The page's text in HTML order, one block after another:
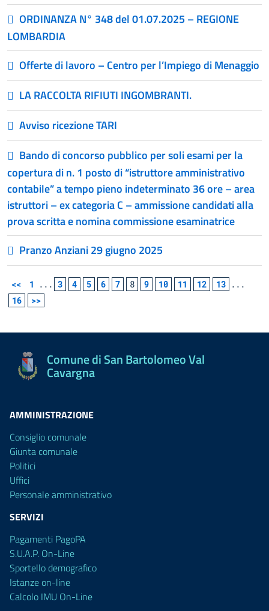
ORDINANZA N° 348 del 01.07.2025 – REGIONE
LOMBARDIA
Offerte di lavoro – Centro per l’Impiego di Menaggio
LA RACCOLTA RIFIUTI INGOMBRANTI.
Avviso ricezione TARI
Bando di concorso pubblico per soli esami per la
copertura di n. 1 posto di “istruttore amministrativo
contabile” a tempo pieno indeterminato 36 ore – area
istruttori – ex categoria C – ammissione candidati alla
prova scritta e nomina commissione esaminatrice
Pranzo Anziani 29 giugno 2025
<< 1 ... 3 4 5 6 7 8 9 10 11 12 13 ...
16
>>
Comune di San Bartolomeo Val
Cavargna
AMMINISTRAZIONE
Consiglio comunale
Giunta comunale
Politici
Uffici
Personale amministrativo
SERVIZI
Pagamenti PagoPA
S.U.A.P. On-Line
Sportello demografico
Istanze on-line
Calcolo IMU On-Line